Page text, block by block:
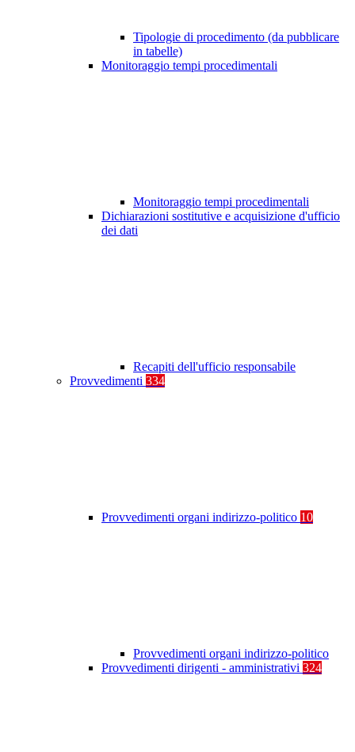
Tipologie di procedimento (da pubblicare
in tabelle)
Monitoraggio tempi procedimentali
Monitoraggio tempi procedimentali
Dichiarazioni sostitutive e acquisizione d'ufficio
dei dati
Recapiti dell'ufficio responsabile
Provvedimenti 334
Provvedimenti organi indirizzo-politico 10
Provvedimenti organi indirizzo-politico
Provvedimenti dirigenti - amministrativi 324